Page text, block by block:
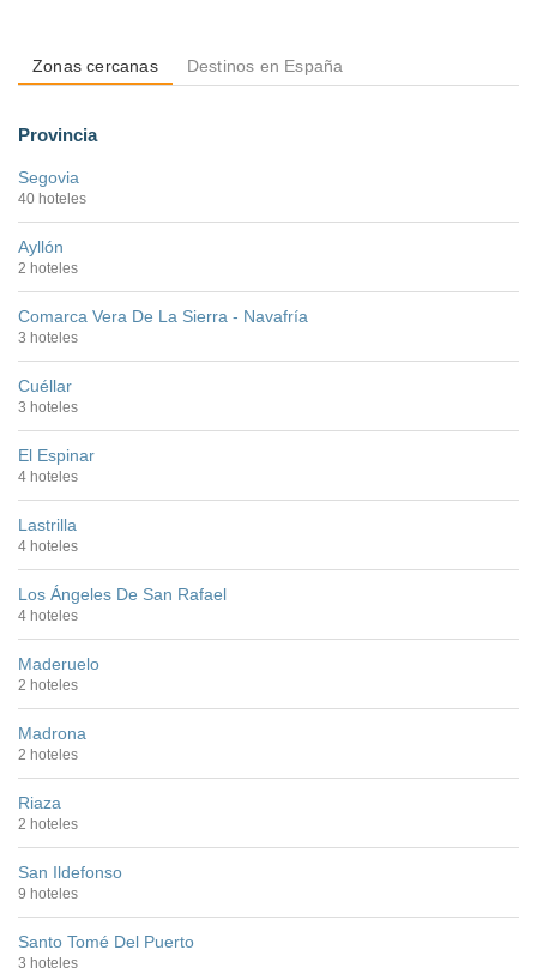
Zonas cercanas Destinos en España
Provincia
Segovia
40 hoteles
Ayllón
2 hoteles
Comarca Vera De La Sierra - Navafría
3 hoteles
Cuéllar
3 hoteles
El Espinar
4 hoteles
Lastrilla
4 hoteles
Los Ángeles De San Rafael
4 hoteles
Maderuelo
2 hoteles
Madrona
2 hoteles
Riaza
2 hoteles
San Ildefonso
9 hoteles
Santo Tomé Del Puerto
3 hoteles